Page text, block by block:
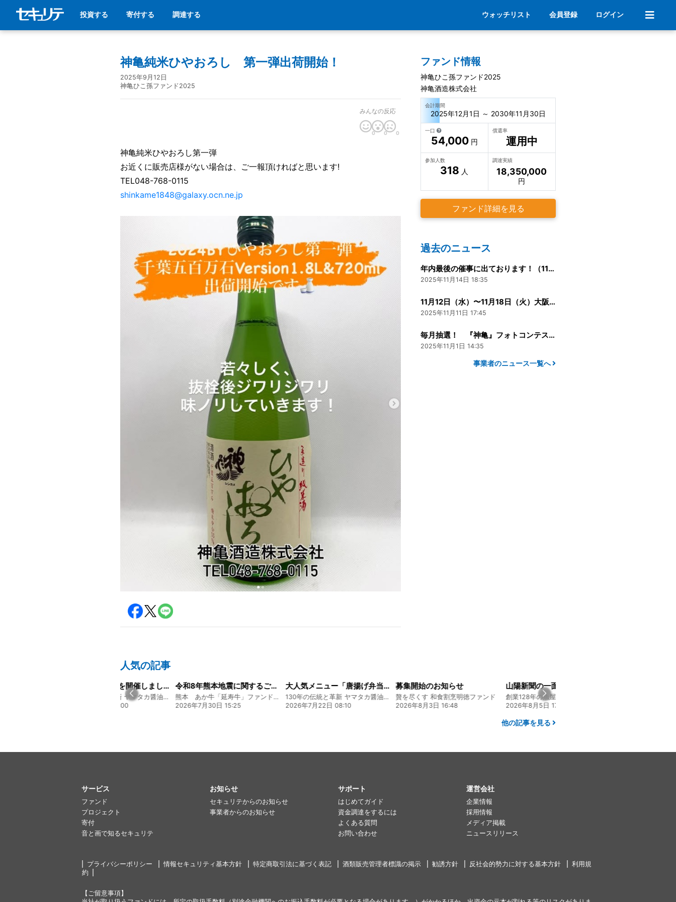
投資する 寄付する 調達する ウォッチリスト 会員登録 ログイン
神亀純米ひやおろし 第一弾出荷開始！
2025年9月12日
神亀ひこ孫ファンド2025
みんなの反応
0 0 0
神亀純米ひやおろし第一弾
お近くに販売店様がない場合は、ご一報頂ければと思います!
TEL048-768-0115
shinkame1848@galaxy.ocn.ne.jp
ファンド情報
神亀ひこ孫ファンド2025
神亀酒造株式会社
会計期間
2025年12月1日 ～ 2030年11月30日
一口
54,000円
償還率
運用中
参加人数
318 人
調達実績
18,350,000
円
ファンド詳細を見る
過去のニュース
年内最後の催事に出ております！（11月18日まで＠大阪高島屋）
2025年11月14日 18:35
11月12日（水）〜11月18日（火）大阪高島屋
2025年11月11日 17:45
毎月抽選！ 『神亀』フォトコンテスト開催中！
2025年11月1日 14:35
事業者のニュース一覧へ
人気の記事
令和8年熊本地震に関するご報告
熊本 あか牛「延寿牛」ファンド2026
2026年7月30日 15:25
大人気メニュー「唐揚げ弁当」のレシピをご紹介します！
130年の伝統と革新 ヤマタカ醤油ファンド
2026年7月22日 08:10
募集開始のお知らせ
贅を尽くす 和食割烹明徳ファンド
2026年8月3日 16:48
創業128年の魚屋 倉敷「魚春」ファンド
2026年8月5日 17:24
2026年8月4日 20:00
他の記事を見る
サービス
ファンド
プロジェクト
寄付
音と画で知るセキュリテ
お知らせ
セキュリテからのお知らせ
事業者からのお知らせ
サポート
はじめてガイド
資金調達をするには
よくある質問
お問い合わせ
運営会社
企業情報
採用情報
メディア掲載
ニュースリリース
プライバシーポリシー 情報セキュリティ基本方針 特定商取引法に基づく表記 酒類販売管理者標識の掲示 勧誘方針 反社会的勢力に対する基本方針
利用規
約
【ご留意事項】